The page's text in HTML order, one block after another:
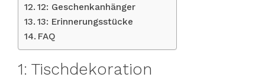
12: Geschenkanhänger
13: Erinnerungsstücke
FAQ
1: Tischdekoration